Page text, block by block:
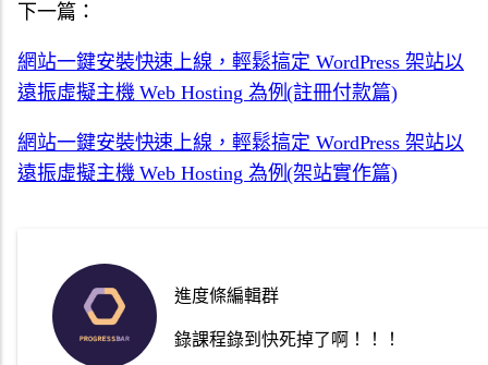
下一篇：
網站一鍵安裝快速上線，輕鬆搞定 WordPress 架站以
遠振虛擬主機 Web Hosting 為例(註冊付款篇)
網站一鍵安裝快速上線，輕鬆搞定 WordPress 架站以
遠振虛擬主機 Web Hosting 為例(架站實作篇)
進度條編輯群
錄課程錄到快死掉了啊！！！